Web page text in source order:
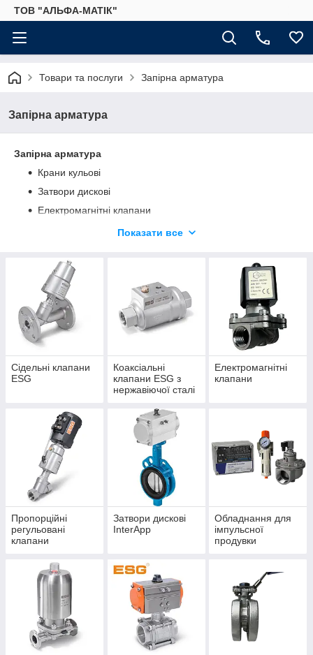
ТОВ "АЛЬФА-МАТІК"
Товари та послуги Запірна арматура
Запірна арматура
Запірна арматура
Крани кульові
Затвори дискові
Електромагнітні клапани
Запірні клапани з пневматичним управлінням
Сідельні регулюючі клапани
Запити та підбір обладнання:
📧 електронна пошта:
valves@alpha-matic.com.ua
📞 телефон:+380 (50) 226-94-95
Показати все
Сідельні клапани
ESG
Коаксіальні
клапани ESG з
нержавіючої сталі
Електромагнітні
клапани
Пропорційні
регульовані
клапани
Затвори дискові
InterApp
Обладнання для
імпульсної
продувки